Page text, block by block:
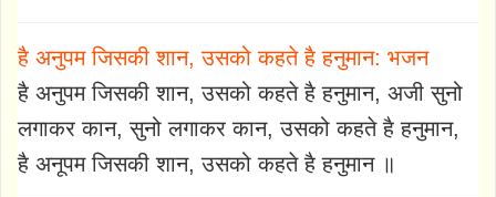
है अनुपम जिसकी शान, उसको कहते है हनुमान: भजन
है अनुपम जिसकी शान, उसको कहते है हनुमान, अजी सुनो
लगाकर कान, सुनो लगाकर कान, उसको कहते है हनुमान,
है अनूपम जिसकी शान, उसको कहते है हनुमान ॥